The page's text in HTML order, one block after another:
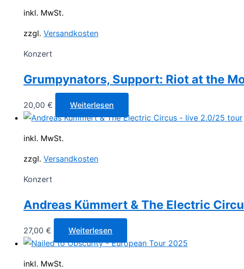
inkl. MwSt.
zzgl. Versandkosten
Konzert
Grumpynators, Support: Riot at the
20,00 € Weiterlesen
inkl. MwSt.
zzgl. Versandkosten
Konzert
Andreas Kümmert & The Electric
27,00 € Weiterlesen
inkl. MwSt.